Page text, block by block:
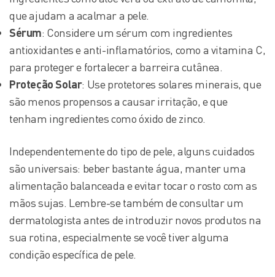
que ajudam a acalmar a pele.
Sérum: Considere um sérum com ingredientes
antioxidantes e anti-inflamatórios, como a vitamina C,
para proteger e fortalecer a barreira cutânea.
Proteção Solar: Use protetores solares minerais, que
são menos propensos a causar irritação, e que
tenham ingredientes como óxido de zinco.
Independentemente do tipo de pele, alguns cuidados
são universais: beber bastante água, manter uma
alimentação balanceada e evitar tocar o rosto com as
mãos sujas. Lembre-se também de consultar um
dermatologista antes de introduzir novos produtos na
sua rotina, especialmente se você tiver alguma
condição específica de pele.